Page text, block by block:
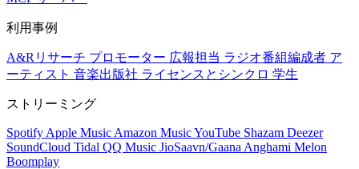
利用事例
A&Rリサーチ プロモーター 広報担当 ラジオ番組編成者 ア
ーティスト 音楽出版社 ライセンスとシンクロ 学生
ストリーミング
Spotify Apple Music Amazon MusicYouTube Shazam Deezer
SoundCloud Tidal QQ Music JioSaavn/Gaana Anghami Melon
Boomplay